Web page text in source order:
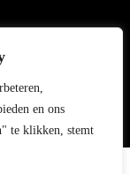
en ons
te klikken, stemt